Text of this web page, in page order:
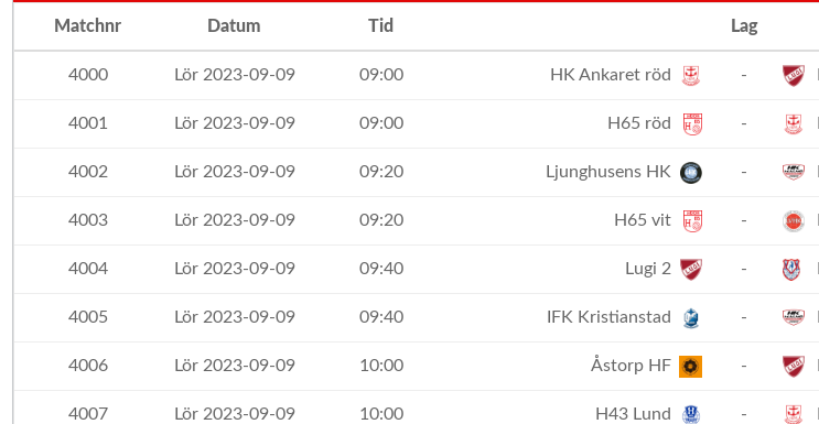
Matchnr Datum Tid Lag
4000 Lör 2023-09-09 09:00 HK Ankaret röd -
4001 Lör 2023-09-09 09:00 H65 röd -
4002 Lör 2023-09-09 09:20 Ljunghusens HK -
4003 Lör 2023-09-09 09:20 H65 vit -
4004 Lör 2023-09-09 09:40 Lugi 2 -
4005 Lör 2023-09-09 09:40 IFK Kristianstad -
4006 Lör 2023-09-09 10:00 Åstorp HF -
4007 Lör 2023-09-09 10:00 H43 Lund -